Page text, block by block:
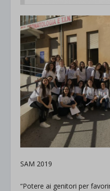
SAM 2019
“Potere ai genitori per